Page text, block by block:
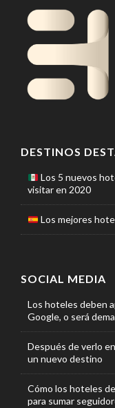
DESTINOS
Los 5 nuevos
visitar en 2020
Los mejores
SOCIAL MEDIA
Los hoteles deben
Google, o será
Después de verlo
un nuevo destino
Cómo los hoteles
para sumar